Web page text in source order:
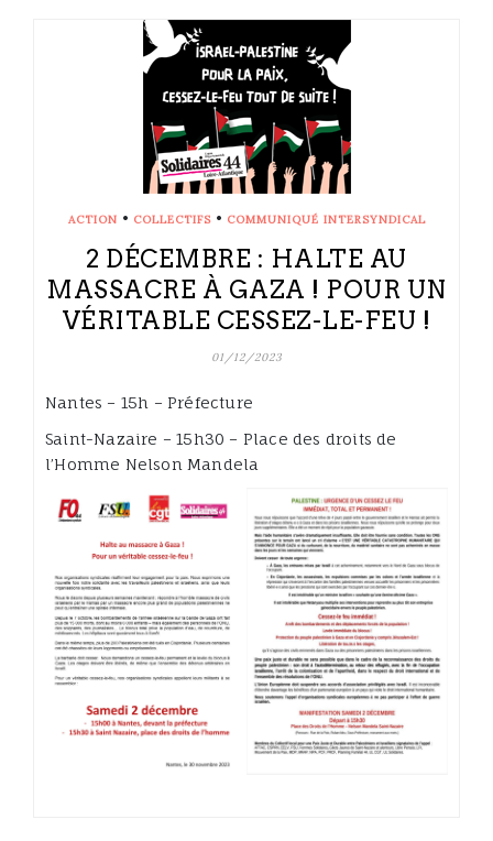
ACTION • COLLECTIFS• COMMUNIQUÉ INTERSYNDICAL
2 DÉCEMBRE : HALTE AU
MASSACRE À GAZA ! POUR UN
VÉRITABLE CESSEZ-LE-FEU !
01/12/2023
Nantes – 15h – Préfecture
Saint-Nazaire – 15h30 – Place des droits de
l’Homme Nelson Mandela